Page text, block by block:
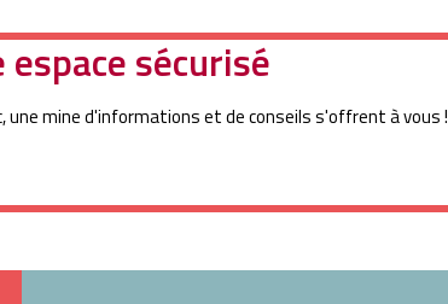
sécurisé
une mine d'informations et de conseils s'offrent à vous !